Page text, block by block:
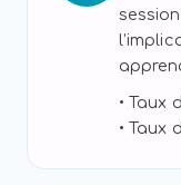
• Taux
• Taux